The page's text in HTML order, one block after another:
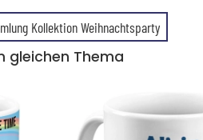
Kollektion Weihnachtsparty
gleichen Thema